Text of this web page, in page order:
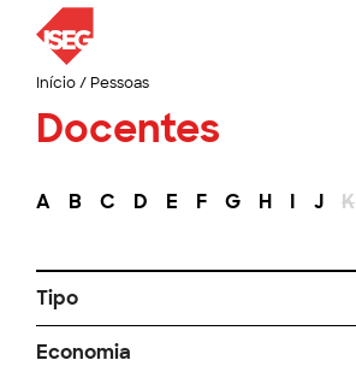
Início/ Pessoas
Docentes
A B C D E F G H I J K
Tipo
Economia